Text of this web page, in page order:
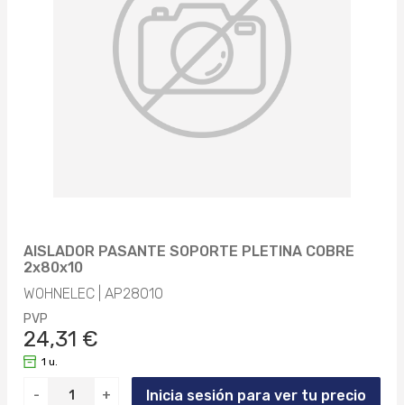
AISLADOR PASANTE SOPORTE PLETINA COBRE
2x80x10
WOHNELEC | AP28010
PVP
24,31 €
- +
1 u.
Inicia sesión para ver tu precio